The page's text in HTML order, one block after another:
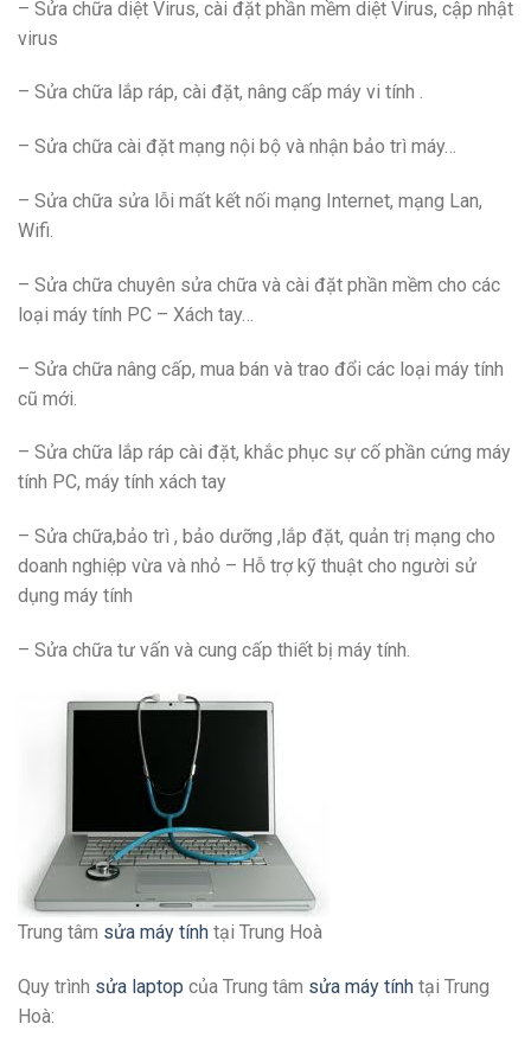
– Sửa chữa diệt Virus, cài đặt phần mềm diệt Virus, cập nhật
virus
– Sửa chữa lắp ráp, cài đặt, nâng cấp máy vi tính .
– Sửa chữa cài đặt mạng nội bộ và nhận bảo trì máy…
– Sửa chữa sửa lỗi mất kết nối mạng Internet, mạng Lan,
Wifi.
– Sửa chữa chuyên sửa chữa và cài đặt phần mềm cho các
loại máy tính PC – Xách tay…
– Sửa chữa nâng cấp, mua bán và trao đổi các loại máy tính
cũ mới.
– Sửa chữa lắp ráp cài đặt, khắc phục sự cố phần cứng máy
tính PC, máy tính xách tay
– Sửa chữa,bảo trì , bảo dưỡng ,lắp đặt, quản trị mạng cho
doanh nghiệp vừa và nhỏ – Hỗ trợ kỹ thuật cho người sử
dụng máy tính
– Sửa chữa tư vấn và cung cấp thiết bị máy tính.
Trung tâm sửa máy tính tại Trung Hoà
Quy trình sửa laptop của Trung tâm sửa máy tính tại Trung
Hoà: